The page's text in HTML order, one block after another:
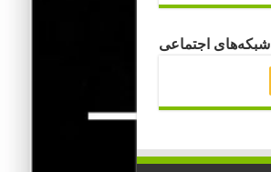
شبکه‌های اجتماعی